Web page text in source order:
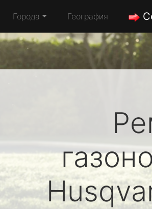
Города География